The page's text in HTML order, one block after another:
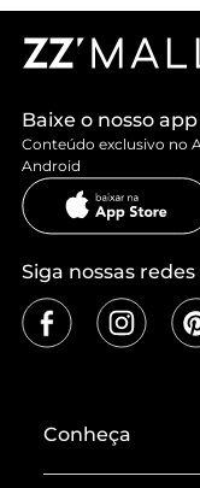
Baixe o nosso app
Conteúdo exclusivo no
Android
Siga nossas redes
Conheça